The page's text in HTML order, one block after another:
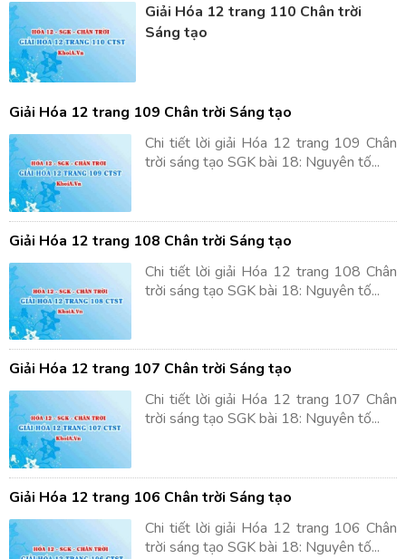
Giải Hóa 12 trang 110 Chân trời
Sáng tạo
Giải Hóa 12 trang 109 Chân trời Sáng tạo
Chi tiết lời giải Hóa 12 trang 109 Chân
trời sáng tạo SGK bài 18: Nguyên tố...
Giải Hóa 12 trang 108 Chân trời Sáng tạo
Chi tiết lời giải Hóa 12 trang 108 Chân
trời sáng tạo SGK bài 18: Nguyên tố...
Giải Hóa 12 trang 107 Chân trời Sáng tạo
Chi tiết lời giải Hóa 12 trang 107 Chân
trời sáng tạo SGK bài 18: Nguyên tố...
Giải Hóa 12 trang 106 Chân trời Sáng tạo
Chi tiết lời giải Hóa 12 trang 106 Chân
trời sáng tạo SGK bài 18: Nguyên tố...